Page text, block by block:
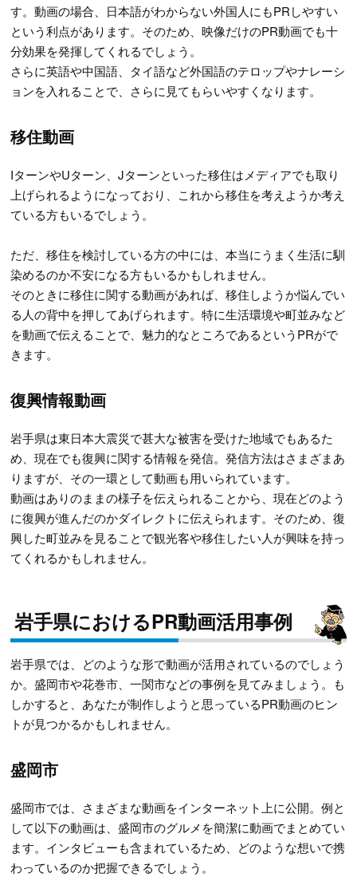
す。動画の場合、日本語がわからない外国人にもPRしやすい
という利点があります。そのため、映像だけのPR動画でも十
分効果を発揮してくれるでしょう。
さらに英語や中国語、タイ語など外国語のテロップやナレーシ
ョンを入れることで、さらに見てもらいやすくなります。
移住動画
IターンやUターン、Jターンといった移住はメディアでも取り
上げられるようになっており、これから移住を考えようか考え
ている方もいるでしょう。
ただ、移住を検討している方の中には、本当にうまく生活に馴
染めるのか不安になる方もいるかもしれません。
そのときに移住に関する動画があれば、移住しようか悩んでい
る人の背中を押してあげられます。特に生活環境や町並みなど
を動画で伝えることで、魅力的なところであるというPRがで
きます。
復興情報動画
岩手県は東日本大震災で甚大な被害を受けた地域でもあるた
め、現在でも復興に関する情報を発信。発信方法はさまざまあ
りますが、その一環として動画も用いられています。
動画はありのままの様子を伝えられることから、現在どのよう
に復興が進んだのかダイレクトに伝えられます。そのため、復
興した町並みを見ることで観光客や移住したい人が興味を持っ
てくれるかもしれません。
岩手県におけるPR動画活用事例
岩手県では、どのような形で動画が活用されているのでしょう
か。盛岡市や花巻市、一関市などの事例を見てみましょう。も
しかすると、あなたが制作しようと思っているPR動画のヒン
トが見つかるかもしれません。
盛岡市
盛岡市では、さまざまな動画をインターネット上に公開。例と
して以下の動画は、盛岡市のグルメを簡潔に動画でまとめてい
ます。インタビューも含まれているため、どのような想いで携
わっているのか把握できるでしょう。